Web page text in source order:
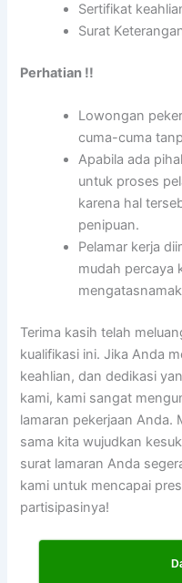
Sertifikat
Surat
Perhatian !!
Lowongan
cuma-cuma
Apabila ada
untuk proses
karena hal
penipuan.
Pelamar kerja
mudah percaya
Terima kasih telah
kualifikasi ini. Jika Anda
keahlian, dan dedikasi
kami, kami sangat
lamaran pekerjaan Anda.
sama kita wujudkan
surat lamaran Anda
kami untuk mencapai
partisipasinya!